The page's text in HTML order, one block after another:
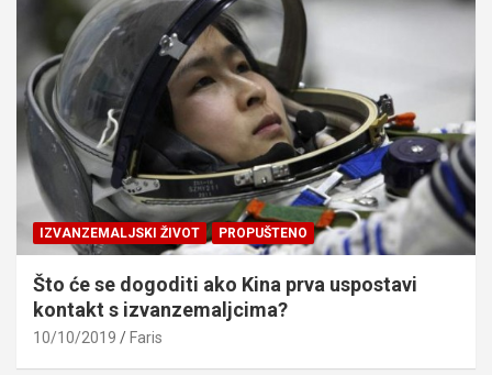
IZVANZEMALJSKI ŽIVOT PROPUŠTENO
Što će se dogoditi ako Kina prva uspostavi
kontakt s izvanzemaljcima?
10/10/2019 Faris